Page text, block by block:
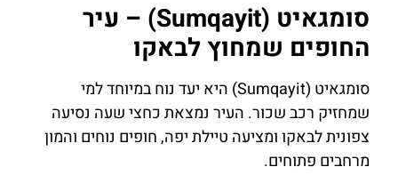
סומגאיט (Sumqayit) – עיר
החופים שמחוץ לבאקו
סומגאיט (Sumqayit) היא יעד נוח במיוחד למי
שמחזיק רכב שכור. העיר נמצאת כחצי שעה נסיעה
צפונית לבאקו ומציעה טיילת יפה, חופים נוחים והמון
מרחבים פתוחים.